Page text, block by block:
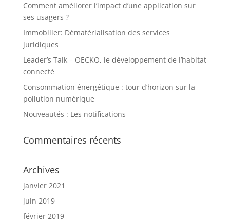
Comment améliorer l’impact d’une application sur
ses usagers ?
Immobilier: Dématérialisation des services
juridiques
Leader’s Talk – OECKO, le développement de l’habitat
connecté
Consommation énergétique : tour d’horizon sur la
pollution numérique
Nouveautés : Les notifications
Commentaires récents
Archives
janvier 2021
juin 2019
février 2019